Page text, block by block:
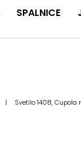
SPALNICE
| Svetilo 1408, Cupola